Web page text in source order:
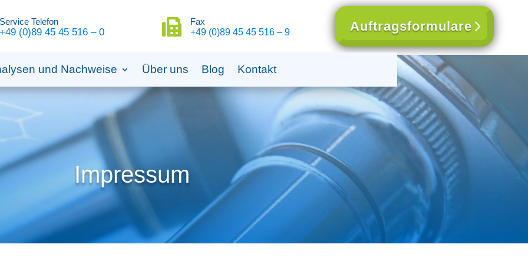
Service Telefon
+49 (0)89 45 45 516 – 0 
Fax
+49 (0)89 45 45 516 – 9
Auftragsformulare
und Nachweise Über uns Blog Kontakt
Impressum